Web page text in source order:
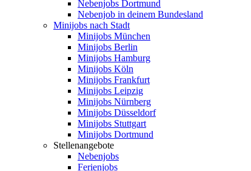
Nebenjobs Dortmund
Nebenjob in deinem Bundesland
Minijobs nach Stadt
Minijobs München
Minijobs Berlin
Minijobs Hamburg
Minijobs Köln
Minijobs Frankfurt
Minijobs Leipzig
Minijobs Nürnberg
Minijobs Düsseldorf
Minijobs Stuttgart
Minijobs Dortmund
Stellenangebote
Nebenjobs
Ferienjobs